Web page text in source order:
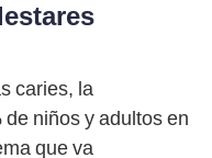
caries, la
niños y adultos en
que va